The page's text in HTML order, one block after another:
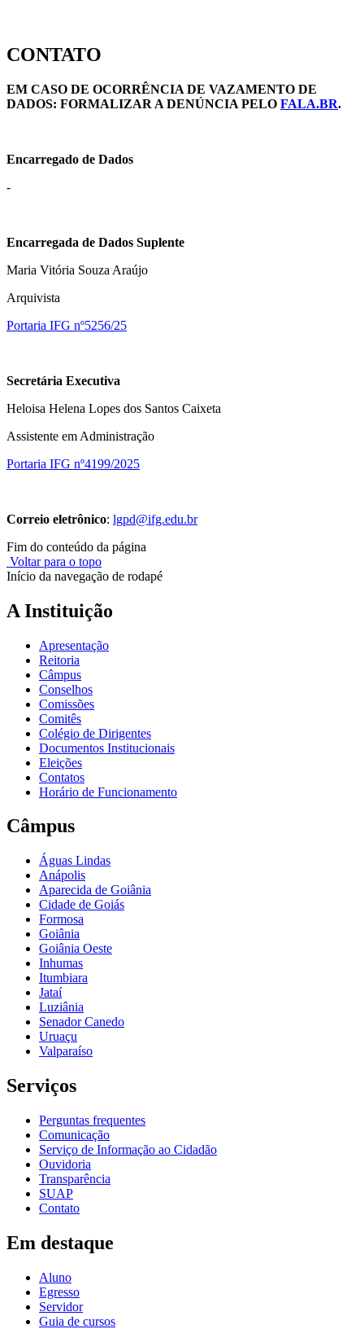
CONTATO
EM CASO DE OCORRÊNCIA DE VAZAMENTO DE
DADOS: FORMALIZAR A DENÚNCIA PELO FALA.BR.
Encarregado de Dados
-
Encarregada de Dados Suplente
Maria Vitória Souza Araújo
Arquivista
Portaria IFG nº5256/25
Secretária Executiva
Heloisa Helena Lopes dos Santos Caixeta
Assistente em Administração
Portaria IFG nº4199/2025
Correio eletrônico: lgpd@ifg.edu.br
Fim do conteúdo da página
Voltar para o topo
Início da navegação de rodapé
A Instituição
Apresentação
Reitoria
Câmpus
Conselhos
Comissões
Comitês
Colégio de Dirigentes
Documentos Institucionais
Eleições
Contatos
Horário de Funcionamento
Câmpus
Águas Lindas
Anápolis
Aparecida de Goiânia
Cidade de Goiás
Formosa
Goiânia
Goiânia Oeste
Inhumas
Itumbiara
Jataí
Luziânia
Senador Canedo
Uruaçu
Valparaíso
Serviços
Perguntas frequentes
Comunicação
Serviço de Informação ao Cidadão
Ouvidoria
Transparência
SUAP
Contato
Em destaque
Aluno
Egresso
Servidor
Guia de cursos